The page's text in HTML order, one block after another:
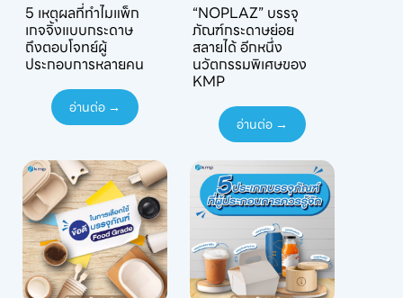
5 เหตุผลที่ทำไมแพ็ก
เกจจิ้งแบบกระดาษ
ถึงตอบโจทย์ผู้
ประกอบการหลายคน
อ่านต่อ →
“NOPLAZ” บรรจุ
ภัณฑ์กระดาษย่อย
สลายได้ อีกหนึ่ง
นวัตกรรมพิเศษของ
KMP
อ่านต่อ →